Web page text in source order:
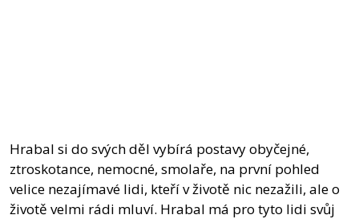
Hrabal si do svých děl vybírá postavy obyčejné,
ztroskotance, nemocné, smolaře, na první pohled
velice nezajímavé lidi, kteří v životě nic nezažili, ale o
životě velmi rádi mluví. Hrabal má pro tyto lidi svůj